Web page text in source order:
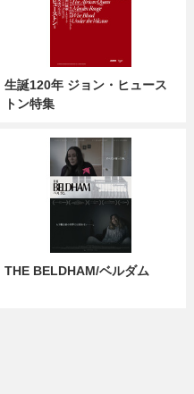
生誕120年 ジョン・ヒュース
トン特集
THE BELDHAM/ベルダム